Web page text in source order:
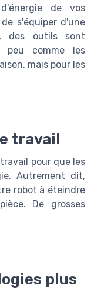
de vos
s'équiper d'une
des outils sont
peu comme les
mais pour les
travail
pour que les
Autrement dit,
robot à éteindre
De grosses
plus